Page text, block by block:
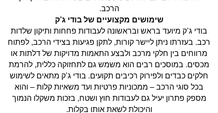
הרכב.
שימושים מקצועיים של בודי ג’ק
בודי ג’ק מיועד בראש ובראשונה לעבודות פחחות ותיקון שלדות
רכב. בעזרתו ניתן ליישר קורות, לתקן פגיעות בצידי הרכב, לפתוח
מרווחים בין חלקי מרכב ולבצע התאמות מדויקות של דלתות או
מכסים. במוסכים רבים הוא משמש גם לתחזוקה כללית, להרמת
חלקים כבדים ולפירוק רכיבים תקועים. בודי ג’ק מתאים לשימוש
בכל סוגי הרכב – ממכוניות פרטיות ועד משאיות קלות – והוא
מספק פתרון יעיל גם לעבודות חוץ ושטח, בזכות משקלו הנמוך
והיכולת לשאת אותו בקלות.